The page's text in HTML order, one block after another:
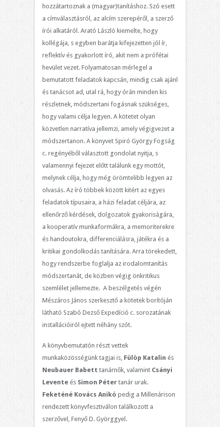
hozzátartoznak a (magyar)tanításhoz. Szó esett
a címválasztásról, az alcím szerepéről, a szerző
írói alkatáról. Arató László kiemelte, hogy
kollégája, s egyben barátja kifejezetten jól ír,
reflektív és gyakorlott író, akit nem a prófétai
hevület vezet. Folyamatosan mérlegel a
bemutatott feladatok kapcsán, mindig csak ajánl
és tanácsot ad, utal rá, hogy órán minden kis
részletnek, módszertani fogásnak szükséges,
hogy valami célja legyen. A kötetet olyan
közvetlen narratíva jellemzi, amely végigvezet a
módszertanon. A könyvet Spiró György Fogság
c. regényéből választott gondolat nyitja, s
valamennyi fejezet előtt találunk egy mottót,
melynek célja, hogy még örömtelibb legyen az
olvasás. Az író többek között kitért az egyes
feladatok típusaira, a házi feladat céljára, az
ellenőrző kérdések, dolgozatok gyakoriságára,
a kooperatív munkaformákra, a memoriterekre
és handoutokra, differenciálásra, játékra és a
kritikai gondolkodás tanítására. Arra törekedett,
hogy rendszerbe foglalja az irodalomtanítás
módszertanát, de közben végig önkritikus
szemlélet jellemezte. A beszélgetés végén
Mészáros János szerkesztő a kötetek borítóján
látható Szabó Dezső Expedíció c. sorozatának
installációiról ejtett néhány szót.
A könyvbemutatón részt vettek
munkaközösségünk tagjai is, Fülöp Katalin és
Neubauer Babett tanárnők, valamint Csányi
Leventeés Simon Pétertanár urak.
Feketéné Kovács Anikó pedig a Millenárison
rendezett könyvfesztiválon találkozott a
szerzővel, Fenyő D. Györggyel.